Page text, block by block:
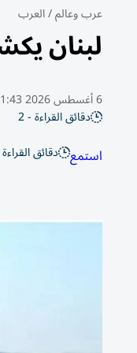
عرب وعالم/العرب
لبنان
6 أغسطس 2026 21:43 مساء
دقائق القراءة - 2
استمع دقائق القراءة